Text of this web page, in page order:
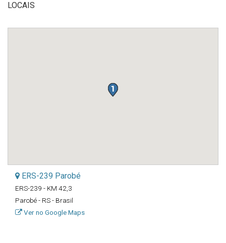
LOCAIS
ERS-239 Parobé
ERS-239 - KM 42,3
Parobé - RS - Brasil
Ver no Google Maps